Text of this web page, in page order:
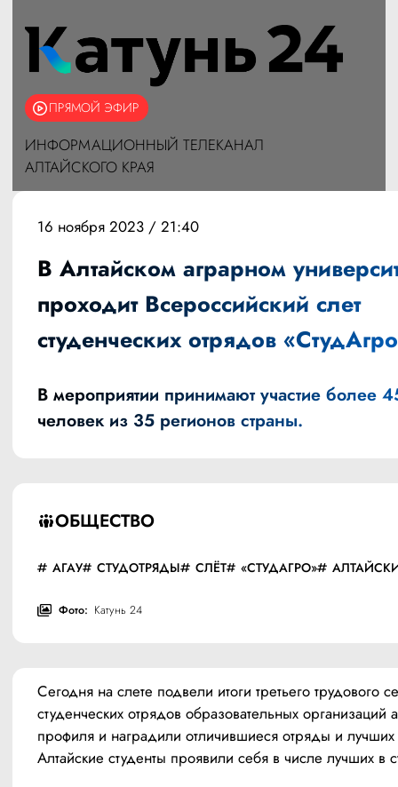
ПРЯМОЙ ЭФИР
ИНФОРМАЦИОННЫЙ ТЕЛЕКАНАЛ
АЛТАЙСКОГО КРАЯ
ОБЩЕСТВО
АГАУ СТУДОТРЯДЫ СЛЁТ «СТУДАГРО»
Фото: Катунь 24
16 ноября 2023 / 21:40
В Алтайском аграрном
проходит Всероссийский слет
студенческих отрядов
В мероприятии принимают участие более
человек из 35 регионов страны.
Сегодня на слете подвели итоги третьего трудового
студенческих отрядов образовательных организаций
профиля и наградили отличившиеся отряды и
Алтайские студенты проявили себя в числе лучших в